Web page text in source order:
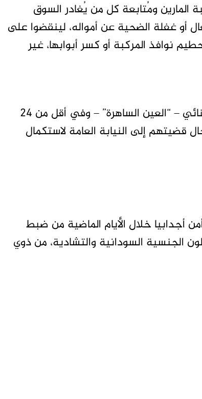
المارين ومُتابعة كل من يُغادر السوق
أو غفلة الضحية عن أمواله، لينقضوا على
نوافذ المركبة أو كسر أبوابها، غير
وقالت إنه ـ وبفضل يقظة وجهود رجال البحث الجنائي – “العين الساهرة” – وفي أقل من 24
قضيتهم إلى النيابة العامة لاستكمال
أجدابيا خلال الأيام الماضية من ضبط
السودانية والتشادية، من ذوي